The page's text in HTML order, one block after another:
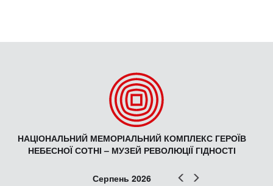
НАЦІОНАЛЬНИЙ МЕМОРІАЛЬНИЙ КОМПЛЕКС ГЕРОЇВ
НЕБЕСНОЇ СОТНІ – МУЗЕЙ РЕВОЛЮЦІЇ ГІДНОСТІ
Попер
Серпень 2026